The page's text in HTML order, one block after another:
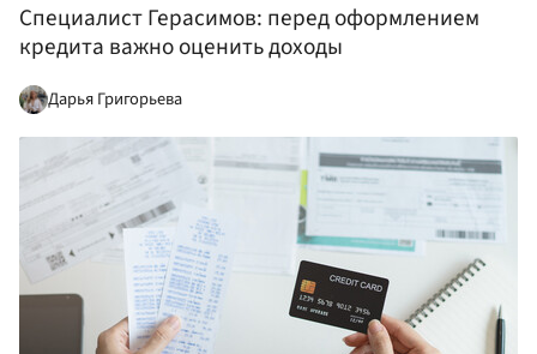
Специалист Герасимов: перед оформлением
кредита важно оценить доходы
Дарья Григорьева